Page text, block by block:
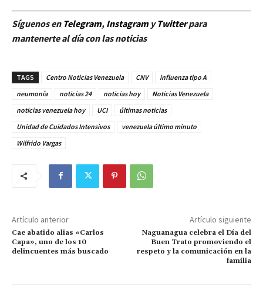
Síguenos en Telegram, InstagramyTwitterpara
mantenerte al día con las noticias
TAGS Centro Noticias Venezuela CNV
influenza tipo A
neumonía
noticias 24 noticias hoy
Noticias Venezuela
noticias venezuela hoy
UCI
últimas noticias
Unidad de Cuidados Intensivos
venezuela último minuto
Wilfrido Vargas
Artículo anterior
Cae abatido alias «Carlos
Capa», uno de los 10
delincuentes más buscado
Artículo siguiente
Naguanagua celebra el Día del
Buen Trato promoviendo el
respeto y la comunicación en la
familia